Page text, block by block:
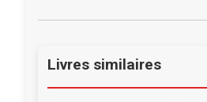
Livres similaires